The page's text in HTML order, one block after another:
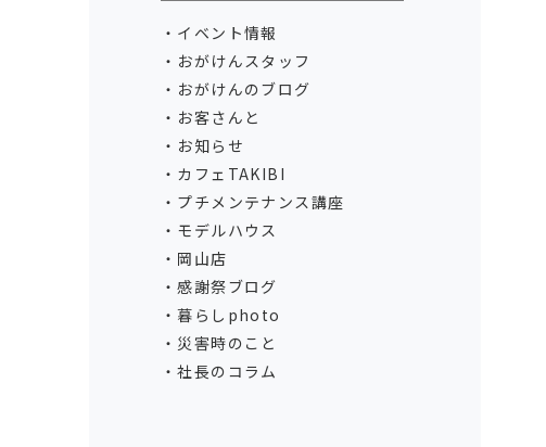
イベント情報
おがけんスタッフ
おがけんのブログ
お客さんと
お知らせ
カフェTAKIBI
プチメンテナンス講座
モデルハウス
岡山店
感謝祭ブログ
暮らしphoto
災害時のこと
社長のコラム